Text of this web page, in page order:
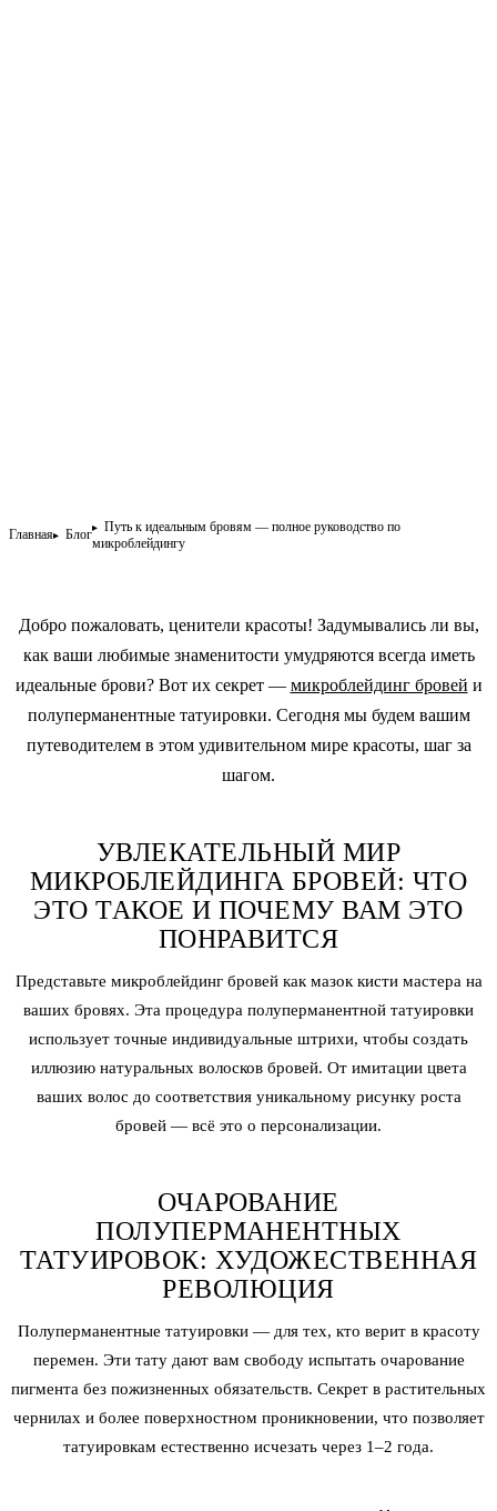
Главная Блог
Путь к идеальным бровям — полное руководство по
микроблейдингу
Добро пожаловать, ценители красоты! Задумывались ли вы,
как ваши любимые знаменитости умудряются всегда иметь
идеальные брови? Вот их секрет — микроблейдинг бровей и
полуперманентные татуировки. Сегодня мы будем вашим
путеводителем в этом удивительном мире красоты, шаг за
шагом.
УВЛЕКАТЕЛЬНЫЙ МИР
МИКРОБЛЕЙДИНГА БРОВЕЙ: ЧТО
ЭТО ТАКОЕ И ПОЧЕМУ ВАМ ЭТО
ПОНРАВИТСЯ
Представьте микроблейдинг бровейкак мазок кисти мастера на
ваших бровях. Эта процедура полуперманентной татуировки
использует точные индивидуальные штрихи, чтобы создать
иллюзию натуральных волосков бровей. От имитации цвета
ваших волос до соответствия уникальному рисунку роста
бровей — всё это о персонализации.
ОЧАРОВАНИЕ
ПОЛУПЕРМАНЕНТНЫХ
ТАТУИРОВОК: ХУДОЖЕСТВЕННАЯ
РЕВОЛЮЦИЯ
Полуперманентные татуировки — для тех, кто верит в красоту
перемен. Эти тату дают вам свободу испытать очарование
пигмента без пожизненных обязательств. Секрет в растительных
чернилах и более поверхностном проникновении, что позволяет
татуировкам естественно исчезать через 1–2 года.